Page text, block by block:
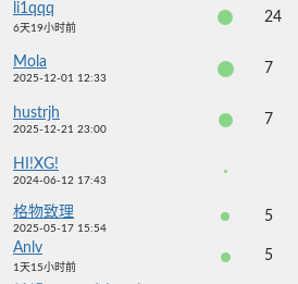
li1qqq
6天19小时前
24
Mola
2025-12-01 12:33
7
hustrjh
2025-12-21 23:00
7
HI!XG!
2024-06-12 17:43
格物致理
2025-05-17 15:54
5
Anlv
1天15小时前
5